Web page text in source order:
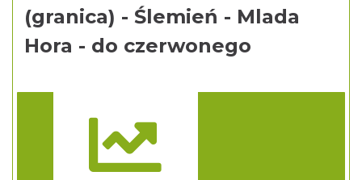
(granica) - Ślemień - Mlada
Hora - do czerwonego